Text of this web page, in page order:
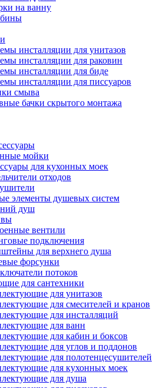
на ванну
инсталляции для унитазов
инсталляции для раковин
инсталляции для биде
инсталляции для писсуаров
смыва
бачки скрытого монтажа
мойки
для кухонных моек
отходов
элементы душевых систем
душ
вентили
подключения
для верхнего душа
форсунки
потоков
для сантехники
для унитазов
для смесителей и кранов
для инсталляций
для ванн
для кабин и боксов
для углов и поддонов
для полотенцесушителей
для кухонных моек
для душа